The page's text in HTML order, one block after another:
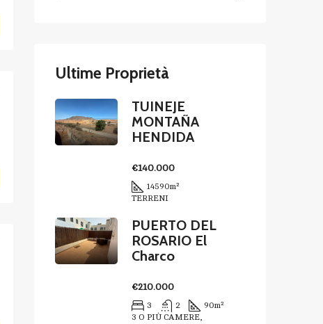
Ultime Proprietà
TUINEJE
MONTAÑA
HENDIDA
€140.000
14590m²
TERRENI
PUERTO DEL
ROSARIO El
Charco
€210.000
3 2 90m²
3 O PIÙ CAMERE,